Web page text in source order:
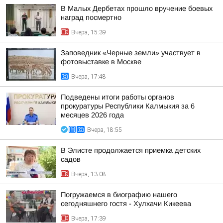
В Малых Дербетах прошло вручение боевых
наград посмертно
Вчера, 15:39
Заповедник «Черные земли» участвует в
фотовыставке в Москве
Вчера, 17:48
Подведены итоги работы органов
прокуратуры Республики Калмыкия за 6
месяцев 2026 года
Вчера, 18:55
В Элисте продолжается приемка детских
садов
Вчера, 13:08
Погружаемся в биографию нашего
сегодняшнего гостя - Хулхачи Кикеева
Вчера, 17:39